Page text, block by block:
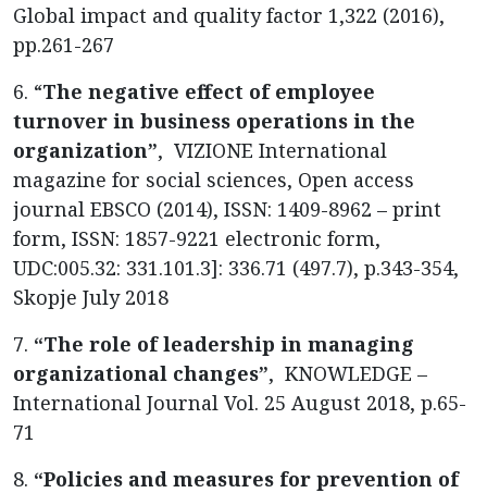
Global impact and quality factor 1,322 (2016),
pp.261-267
6. “The negative effect of employee
turnover in business operations in the
organization”, VIZIONE International
magazine for social sciences, Open access
journal EBSCO (2014), ISSN: 1409-8962 – print
form, ISSN: 1857-9221 electronic form,
UDC:005.32: 331.101.3]: 336.71 (497.7), p.343-354,
Skopje July 2018
7. “The role of leadership in managing
organizational changes”, KNOWLEDGE –
International Journal Vol. 25 August 2018, p.65-
71
8. “Policies and measures for prevention of